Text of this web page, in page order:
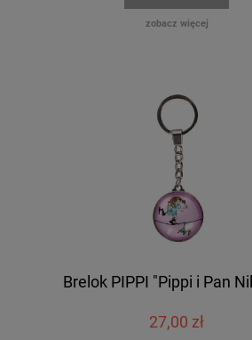
zobacz więcej
Brelok PIPPI "Pippi i Pan
27,00 zł